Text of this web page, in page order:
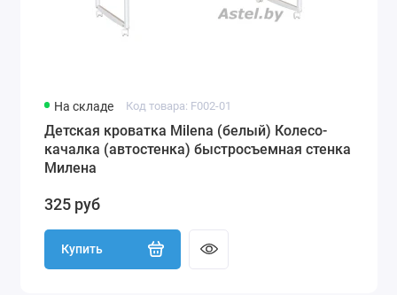
На складе Код товара: F002-01
Детская кроватка Milena (белый) Колесо-
качалка (автостенка) быстросъемная стенка
Милена
325 руб
Купить